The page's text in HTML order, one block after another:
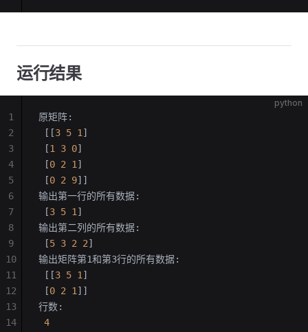
运行结果
python
原矩阵:
[[3 5 1 ]
[1 3 0]
[0 2 1 ]
[0 2 9]]
输出第一行的所有数据:
[3 5 1 ]
输出第二列的所有数据:
[5 3 2 2]
输出矩阵第1和第3行的所有数据:
[[3 5 1 ]
[0 2 1 ]]
行数:
4
1
2
3
4
5
6
7
8
9
10
11
12
13
14